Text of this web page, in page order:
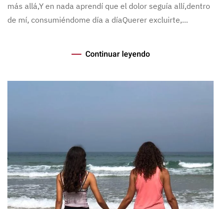
más allá,Y en nada aprendí que el dolor seguía allí,dentro
de mí, consumiéndome día a díaQuerer excluirte,...
Continuar leyendo